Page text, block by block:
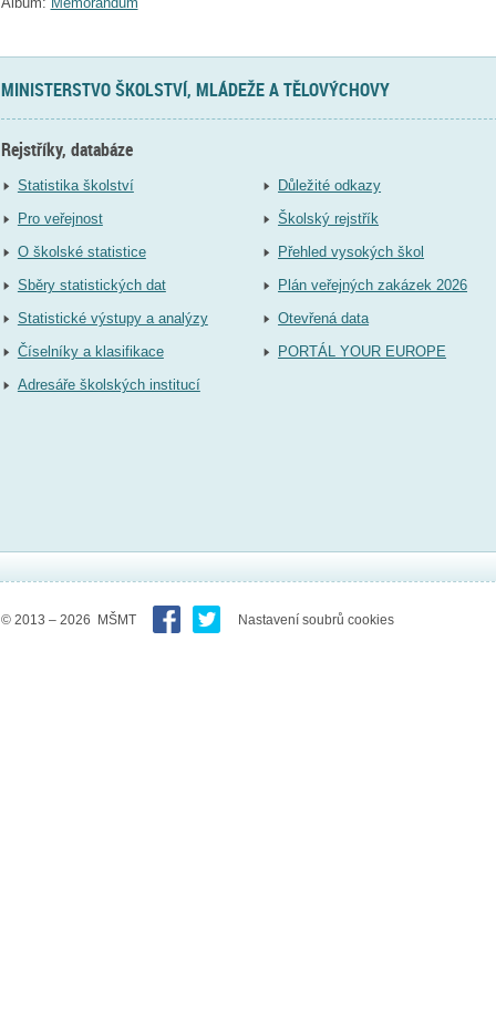
MINISTERSTVO ŠKOLSTVÍ, MLÁDEŽE A TĚLOVÝCHOVY
Rejstříky, databáze
Statistika školství
Pro veřejnost
O školské statistice
Sběry statistických dat
Statistické výstupy a analýzy
Číselníky a klasifikace
Adresáře školských institucí
Důležité odkazy
Školský rejstřík
Přehled vysokých škol
Plán veřejných zakázek 2026
Otevřená data
PORTÁL YOUR EUROPE
© 2013 – 2026 MŠMT Nastavení soubrů cookies